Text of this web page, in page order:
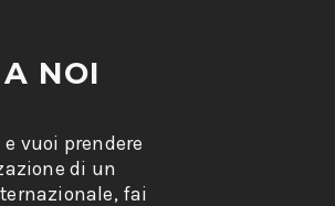
NOI
vuoi prendere
di un
fai